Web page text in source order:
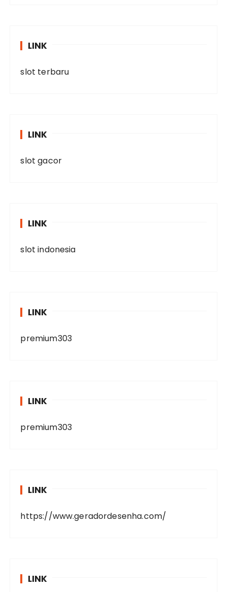
LINK
slot terbaru
LINK
slot gacor
LINK
slot indonesia
LINK
premium303
LINK
premium303
LINK
https://www.geradordesenha.com/
LINK